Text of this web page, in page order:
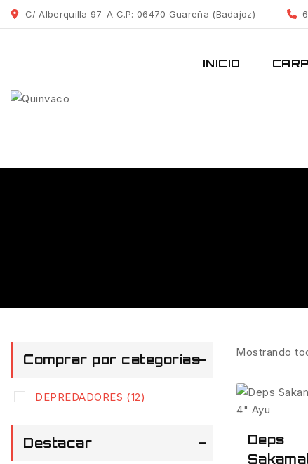
C/ Alberquilla 97-A C.P: 06470 Guareña (Badajoz)
INICIO
Mostrando
Deps
Comprar por categorías
DEPREDADORES (12)
Destacar